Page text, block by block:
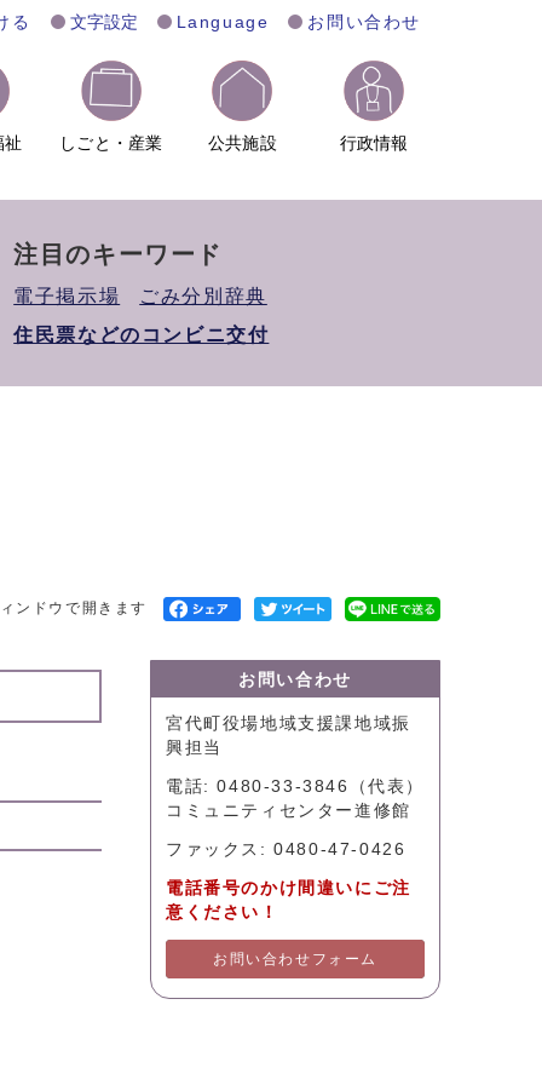
る 文字設定 Language お問い合わせ
祉 しごと・産業 公共施設 行政情報
注目のキーワード
電子掲示場
ごみ分別辞典
住民票などのコンビニ交付
ンドウで開きます
お問い合わせ
宮代町役場地域支援課地域振
興担当
電話: 0480-33-3846（代表）
コミュニティセンター進修館
ファックス: 0480-47-0426
電話番号のかけ間違いにご注
意ください！
お問い合わせフォーム